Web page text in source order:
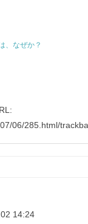
、なぜか？
06/285.html/
14:24